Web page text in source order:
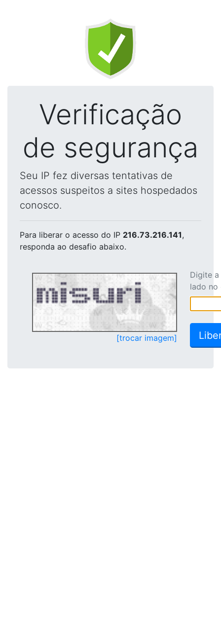
Verificação
de segurança
Seu IP fez diversas tentativas de
acessos suspeitos a sites hospedados
conosco.
Para liberar o acesso do IP 216.73.216.141,
responda ao desafio abaixo.
[trocar imagem]
Digite
lado no